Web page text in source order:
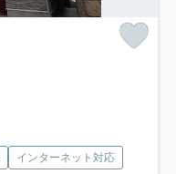
インターネット対応